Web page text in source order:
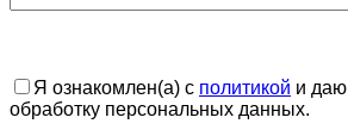
Я ознакомлен(а) с политикой и даю
обработку персональных данных.